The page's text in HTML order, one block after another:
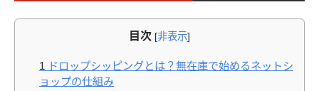
目次 [非表示]
1 ドロップシッピングとは？無在庫で始めるネットシ
ョップの仕組み